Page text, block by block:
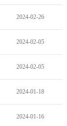
2024-02-26
2024-02-05
2024-02-05
2024-01-18
2024-01-16